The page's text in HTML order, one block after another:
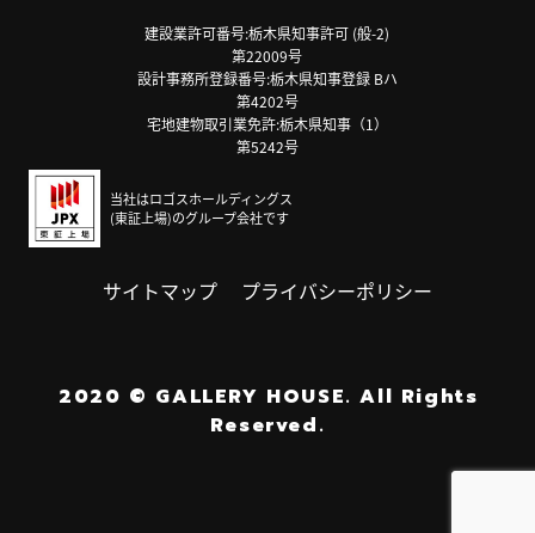
建設業許可番号:栃木県知事許可 (般-2)
第22009号
設計事務所登録番号:栃木県知事登録 Bハ
第4202号
宅地建物取引業免許:栃木県知事（1）
第5242号
当社はロゴスホールディングス
(東証上場)のグループ会社です
サイトマップ プライバシーポリシー
2020 © GALLERY HOUSE. All Rights
Reserved.